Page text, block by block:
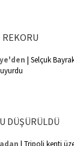
| Selçuk
DÜŞÜRÜLDÜ
| Tripoli kenti